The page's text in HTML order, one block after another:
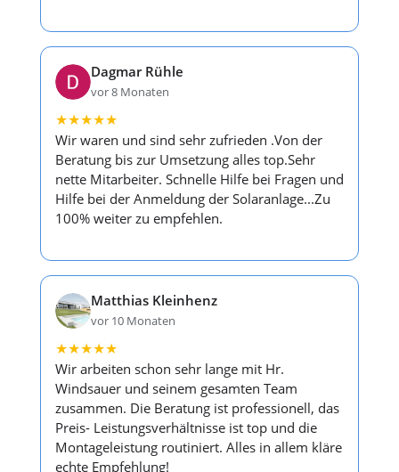
Dagmar Rühle
vor 8 Monaten
★★★★★
Wir waren und sind sehr zufrieden .Von der
Beratung bis zur Umsetzung alles top.Sehr
nette Mitarbeiter. Schnelle Hilfe bei Fragen und
Hilfe bei der Anmeldung der Solaranlage...Zu
100% weiter zu empfehlen.
Matthias Kleinhenz
vor 10 Monaten
★★★★★
Wir arbeiten schon sehr lange mit Hr.
Windsauer und seinem gesamten Team
zusammen. Die Beratung ist professionell, das
Preis- Leistungsverhältnisse ist top und die
Montageleistung routiniert. Alles in allem kläre
echte Empfehlung!